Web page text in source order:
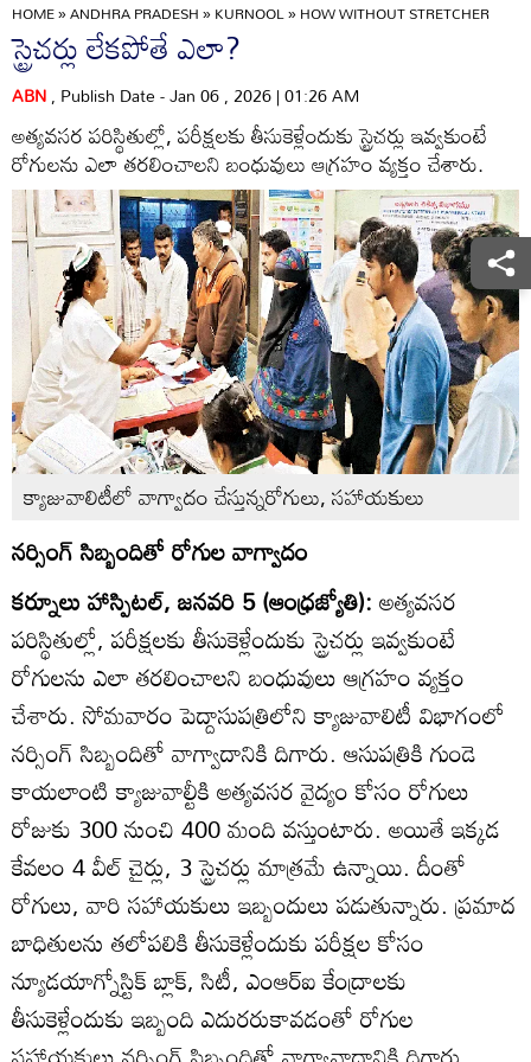
HOME»ANDHRA PRADESH»KURNOOL»HOW WITHOUT STRETCHER
స్ట్రెచర్లు లేకపోతే ఎలా?
ABN, Publish Date - Jan 06 , 2026 | 01:26 AM
అత్యవసర పరిస్థితుల్లో, పరీక్షలకు తీసుకెళ్లేందుకు స్ట్రెచర్లు ఇవ్వకుంటే
రోగులను ఎలా తరలించాలని బంధువులు ఆగ్రహం వ్యక్తం చేశారు.
క్యాజువాలిటీలో వాగ్వాదం చేస్తున్నరోగులు, సహాయకులు
నర్సింగ్‌ సిబ్బందితో రోగుల వాగ్వాదం
కర్నూలు హాస్పిటల్‌, జనవరి 5 (ఆంధ్రజ్యోతి):అత్యవసర
పరిస్థితుల్లో, పరీక్షలకు తీసుకెళ్లేందుకు స్ట్రెచర్లు ఇవ్వకుంటే
రోగులను ఎలా తరలించాలని బంధువులు ఆగ్రహం వ్యక్తం
చేశారు. సోమవారం పెద్దాసుపత్రిలోని క్యాజువాలిటీ విభాగంలో
నర్సింగ్‌ సిబ్బందితో వాగ్వాదానికి దిగారు. ఆసుపత్రికి గుండె
కాయలాంటి క్యాజువాల్టీకి అత్యవసర వైద్యం కోసం రోగులు
రోజుకు 300 నుంచి 400 మంది వస్తుంటారు. అయితే ఇక్కడ
కేవలం 4 వీల్‌ చైర్లు, 3 స్ట్రెచర్లు మాత్రమే ఉన్నాయి. దీంతో
రోగులు, వారి సహాయకులు ఇబ్బందులు పడుతున్నారు. ప్రమాద
బాధితులను తలోపలికి తీసుకెళ్లేందుకు పరీక్షల కోసం
న్యూడయాగ్నోస్టిక్‌ బ్లాక్‌, సిటీ, ఎంఆర్‌ఐ కేంద్రాలకు
తీసుకెళ్లేందుకు ఇబ్బంది ఎదురరుకావడంతో రోగుల